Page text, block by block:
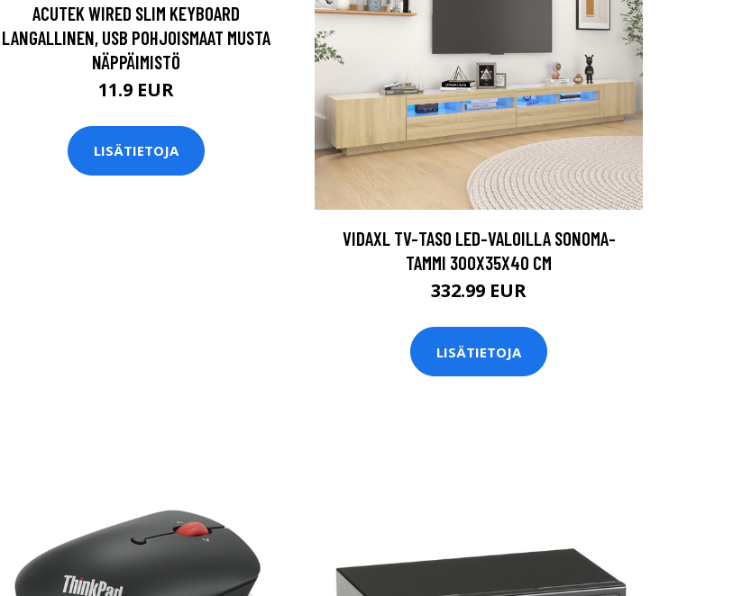
ACUTEK WIRED SLIM KEYBOARD
LANGALLINEN, USB POHJOISMAAT MUSTA
NÄPPÄIMISTÖ
11.9 EUR
LISÄTIETOJA
VIDAXL TV-TASO LED-VALOILLA SONOMA-
TAMMI 300X35X40 CM
332.99 EUR
LISÄTIETOJA